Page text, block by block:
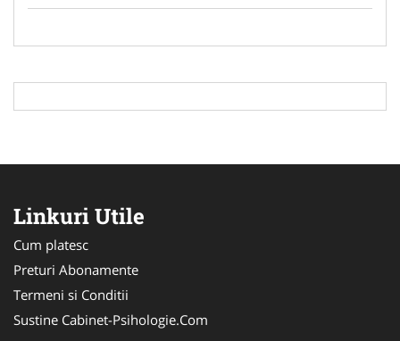
Linkuri Utile
Cum platesc
Preturi Abonamente
Termeni si Conditii
Sustine Cabinet-Psihologie.Com